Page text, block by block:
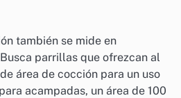
también se mide en
parrillas que ofrezcan al
área de cocción para un uso
acampadas, un área de 100